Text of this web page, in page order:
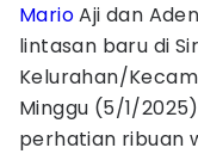
MarioAji dan
lintasan baru di
Kelurahan/
Minggu (5/1/
perhatian ribuan